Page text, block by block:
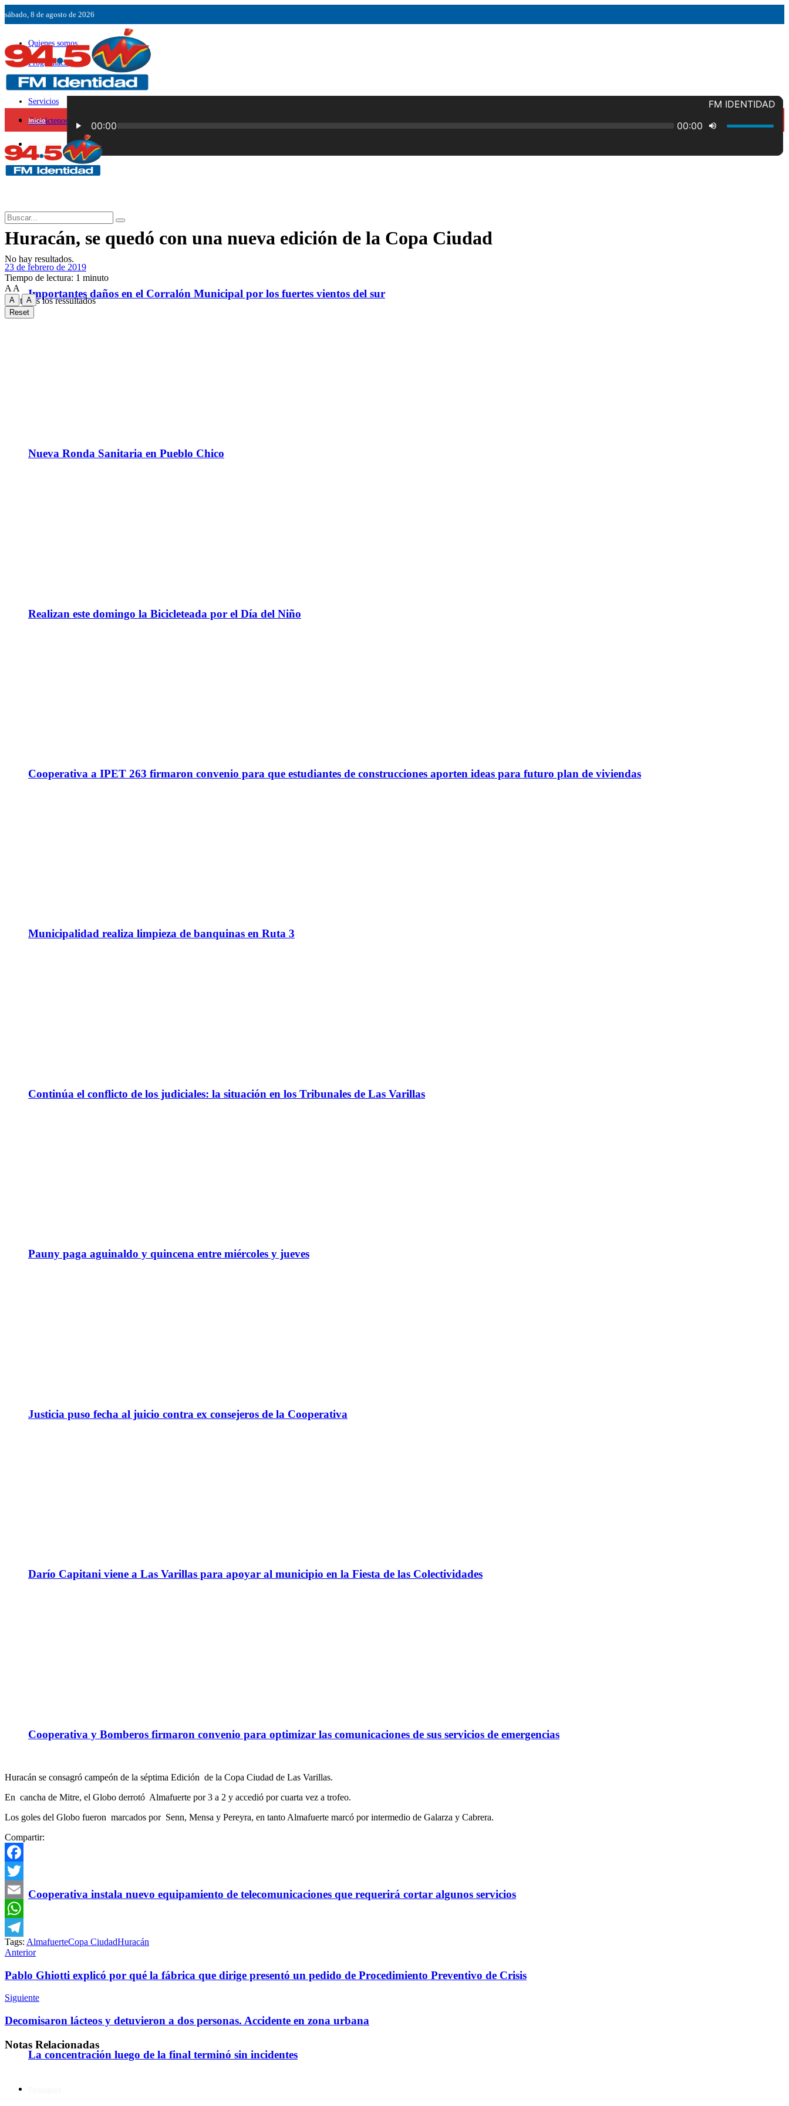
sábado, 8 de agosto de 2026
Quienes somos
Programación
Ubicación
Servicios
Contáctenos
Inicio
Sociedad
Importantes daños en el Corralón Municipal por los fuertes vientos del sur
Nueva Ronda Sanitaria en Pueblo Chico
Realizan este domingo la Bicicleteada por el Día del Niño
Cooperativa a IPET 263 firmaron convenio para que estudiantes de construcciones aporten ideas para futuro plan de viviendas
Municipalidad realiza limpieza de banquinas en Ruta 3
Continúa el conflicto de los judiciales: la situación en los Tribunales de Las Varillas
Pauny paga aguinaldo y quincena entre miércoles y jueves
Justicia puso fecha al juicio contra ex consejeros de la Cooperativa
Darío Capitani viene a Las Varillas para apoyar al municipio en la Fiesta de las Colectividades
Cooperativa y Bomberos firmaron convenio para optimizar las comunicaciones de sus servicios de emergencias
Cooperativa instala nuevo equipamiento de telecomunicaciones que requerirá cortar algunos servicios
La concentración luego de la final terminó sin incidentes
No hay resultados.
Ver todos los ressultados
Huracán, se quedó con una nueva edición de la Copa Ciudad
23 de febrero de 2019
Tiempo de lectura: 1 minuto
A A
A
A
Reset
Huracán se consagró campeón de la séptima Edición de la Copa Ciudad de Las Varillas.
En cancha de Mitre, el Globo derrotó Almafuerte por 3 a 2 y accedió por cuarta vez a trofeo.
Los goles del Globo fueron marcados por Senn, Mensa y Pereyra, en tanto Almafuerte marcó por intermedio de Galarza y Cabrera.
Compartir:
Facebook
Twitter
Email
WhatsApp
Telegram
Tags: AlmafuerteCopa CiudadHuracán
Anterior
Pablo Ghiotti explicó por qué la fábrica que dirige presentó un pedido de Procedimiento Preventivo de Crisis
Siguiente
Decomisaron lácteos y detuvieron a dos personas. Accidente en zona urbana
Notas Relacionadas